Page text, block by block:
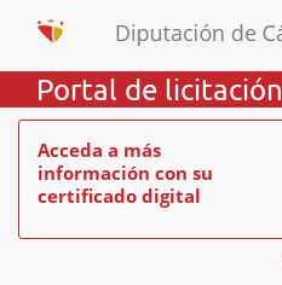
Portal de licitación
Acceda a más
información con su
certificado digital